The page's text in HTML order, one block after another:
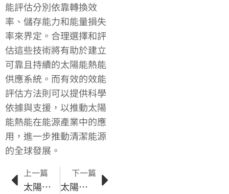
能評估分別依靠轉換效
率、儲存能力和能量損失
率來界定。合理選擇和評
估這些技術將有助於建立
可靠且持續的太陽能熱能
供應系統。而有效的效能
評估方法則可以提供科學
依據與支援，以推動太陽
能熱能在能源產業中的應
用，進一步推動清潔能源
的全球發展。
上一篇
太陽能設施建設與可再生能源發展的關聯性
下一篇
太陽能發電效能與經濟效益：投資回報與成本效益分析